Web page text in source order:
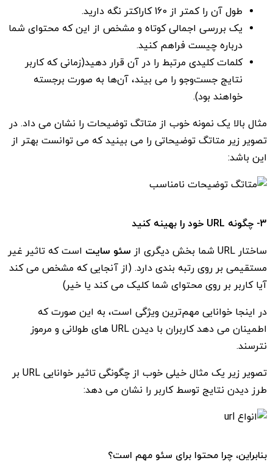
طول آن را کمتر از 160 کاراکتر نگه دارید.
یک بررسی اجمالی کوتاه و مشخص از این که محتوای شما
درباره چیست فراهم کنید.
کلمات کلیدی مرتبط را در آن قرار دهید(زمانی که کاربر
نتایج جست‌وجو را می بیند، آن‌ها به صورت برجسته
خواهند بود).
مثال بالا یک نمونه خوب از متاتگ توضیحات را نشان می داد. در
تصویر زیر متاتگ توضیحاتی را می بینید که می توانست بهتر از
این باشد:
3- چگونه URL خود را بهینه کنید
ساختار URL شما بخش دیگری از سئو سایت است که تاثیر غیر
مستقیمی بر روی رتبه بندی‌ دارد. (از آنجایی که مشخص می کند
آیا کاربر بر روی محتوای شما کلیک می کند یا خیر)
در اینجا خوانایی مهم‌ترین ویژگی است، به این صورت که
اطمینان می دهد کاربران با دیدن URL های طولانی و مرموز
نترسند.
تصویر زیر یک مثال خیلی خوب از چگونگی تاثیر خوانایی URL بر
طرز دیدن نتایج توسط کاربر را نشان می دهد:
بنابراین، چرا محتوا برای سئو مهم است؟